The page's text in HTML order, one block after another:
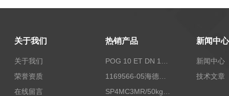
关于我们
关于我们
荣誉资质
在线留言
热销产品
1169566-05海德汉西门子编码器现货
新闻中心
新闻中心
技术文章